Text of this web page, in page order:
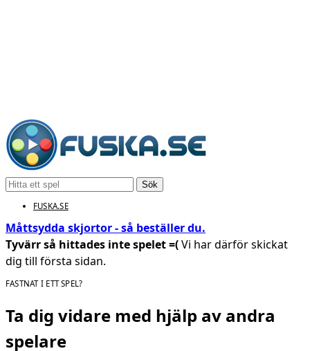
Sök
FUSKA.SE
Måttsydda skjortor - så beställer du.
Tyvärr så hittades inte spelet =(Vi har därför skickat
dig till första sidan.
FASTNAT I ETT SPEL?
Ta dig vidare med hjälp av andra
spelare